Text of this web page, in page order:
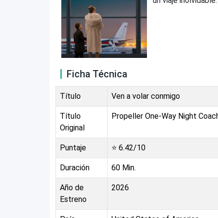
Ficha Técnica
Título Ven a volar conmigo
Título
Original
Propeller One-Way Night
Puntaje ⭐ 6.42/10
Duración 60 Min.
Año de
Estreno
2026